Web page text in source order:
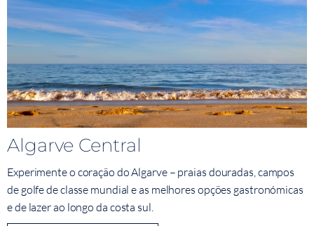
Algarve Central
Experimente o coração do Algarve – praias douradas, campos
de golfe de classe mundial e as melhores opções gastronómicas
e de lazer ao longo da costa sul.